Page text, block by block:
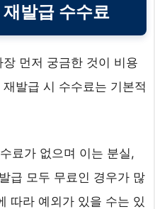
발급 수수료
먼저 궁금한 것이 비용
발급 시 수수료는 기본적
료가 없으며 이는 분실,
급 모두 무료인 경우가 많
따라 예외가 있을 수는 있